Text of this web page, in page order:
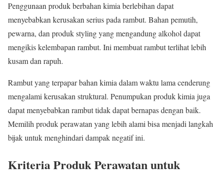
Penggunaan produk berbahan kimia berlebihan dapat
menyebabkan kerusakan serius pada rambut. Bahan pemutih,
pewarna, dan produk styling yang mengandung alkohol dapat
mengikis kelembapan rambut. Ini membuat rambut terlihat lebih
kusam dan rapuh.
Rambut yang terpapar bahan kimia dalam waktu lama cenderung
mengalami kerusakan struktural. Penumpukan produk kimia juga
dapat menyebabkan rambut tidak dapat bernapas dengan baik.
Memilih produk perawatan yang lebih alami bisa menjadi langkah
bijak untuk menghindari dampak negatif ini.
Kriteria Produk Perawatan untuk